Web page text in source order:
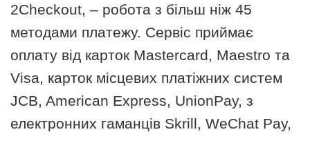
2Checkout, – робота з більш ніж 45
методами платежу. Сервіс приймає
оплату від карток Mastercard, Maestro та
Visa, карток місцевих платіжних систем
JCB, American Express, UnionPay, з
електронних гаманців Skrill, WeChat Pay,